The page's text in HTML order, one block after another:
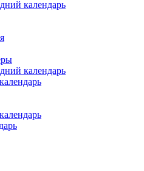
календарь
календарь